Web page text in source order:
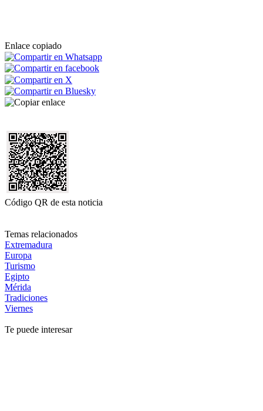
Enlace copiado
Código QR de esta noticia
Temas relacionados
Extremadura
Europa
Turismo
Egipto
Mérida
Tradiciones
Viernes
Te puede interesar